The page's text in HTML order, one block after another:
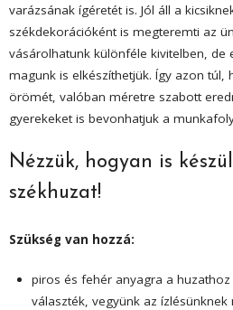
varázsának ígéretét is. Jól áll a
székdekorációként is megteremti az
vásárolhatunk különféle kivitelben, de
magunk is elkészíthetjük. Így azon túl,
örömét, valóban méretre szabott
gyerekeket is bevonhatjuk a
Nézzük, hogyan is
székhuzat!
Szükség van hozzá:
piros és fehér anyagra a
választék, vegyünk az ízlésünknek